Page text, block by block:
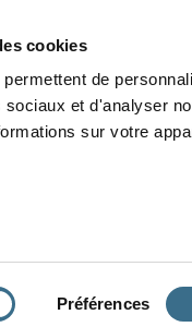
cookies
de
et d'analyser
sur votre
Préférences